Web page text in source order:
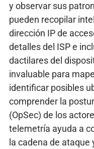
y observar sus
pueden recopilar
dirección IP de
detalles del ISP e
dactilares del
invaluable para
identificar posibles
comprender la
(OpSec) de los
telemetría ayuda a
la cadena de